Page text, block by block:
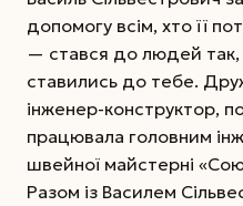
допомогу всім, хто її
— стався до людей так,
ставились до тебе.
інженер-конструктор,
працювала головним
швейної майстерні
Разом із Василем